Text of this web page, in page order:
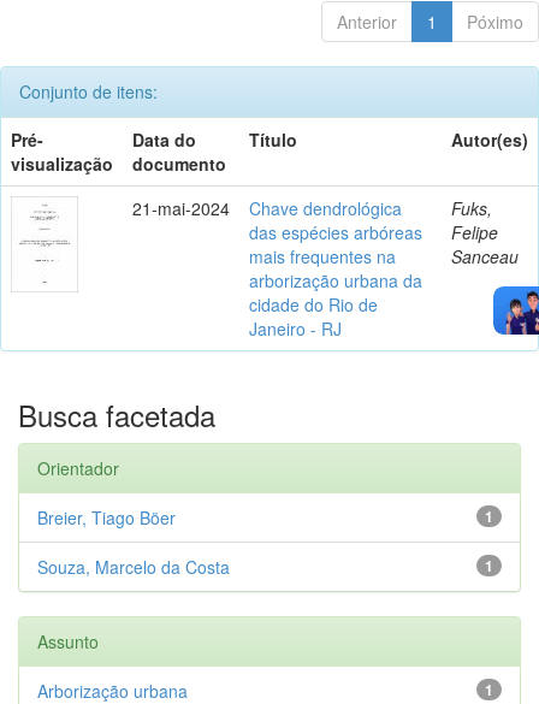
Anterior 1 Póximo
Conjunto de itens:
Pré-
visualização
Data do
documento
Título Autor(es)
21-mai-2024
Chave dendrológica
das espécies arbóreas
mais frequentes na
arborização urbana da
cidade do Rio de
Janeiro - RJ
Fuks,
Felipe
Sanceau
Busca facetada
Orientador
1
Breier, Tiago Böer
1
Souza, Marcelo da Costa
Assunto
1
Arborização urbana